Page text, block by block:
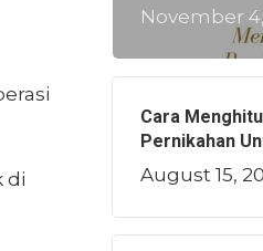
di
November
Cara
Pernikahan
August 15,